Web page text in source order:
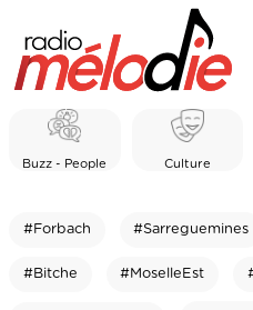
Buzz - People Culture
#Forbach #Sarreguemines
#Bitche #MoselleEst